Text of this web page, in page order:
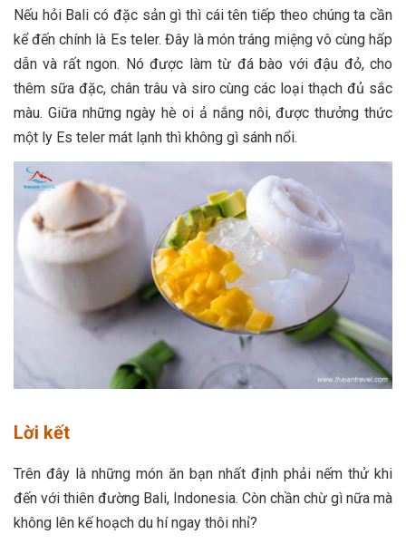
Nếu hỏi Bali có đặc sản gì thì cái tên tiếp theo chúng ta cần
kể đến chính là Es teler. Đây là món tráng miệng vô cùng hấp
dẫn và rất ngon. Nó được làm từ đá bào với đậu đỏ, cho
thêm sữa đặc, chân trâu và siro cùng các loại thạch đủ sắc
màu. Giữa những ngày hè oi ả nắng nôi, được thưởng thức
một ly Es teler mát lạnh thì không gì sánh nổi.
Lời kết
Trên đây là những món ăn bạn nhất định phải nếm thử khi
đến với thiên đường Bali, Indonesia. Còn chần chừ gì nữa mà
không lên kế hoạch du hí ngay thôi nhỉ?